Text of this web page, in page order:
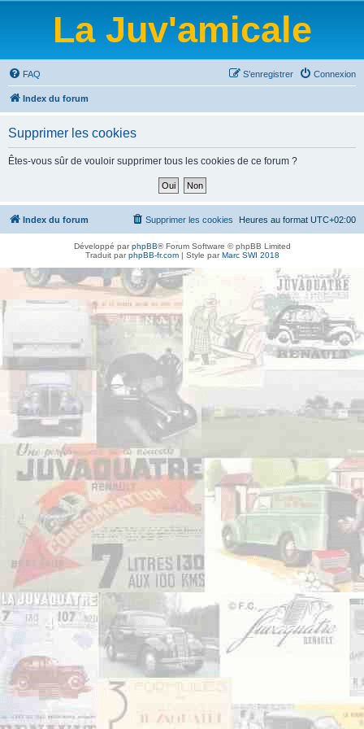
La Juv'amicale
FAQ Connexion
S’enregistrer
Index du forum
Supprimer les cookies
Êtes-vous sûr de vouloir supprimer tous les cookies de ce forum ?
Index du forum Heures au format UTC+02:00
Supprimer les cookies
Développé parphpBB® Forum Software © phpBB Limited
Traduit parphpBB-fr.com| Style parMarc SWI 2018